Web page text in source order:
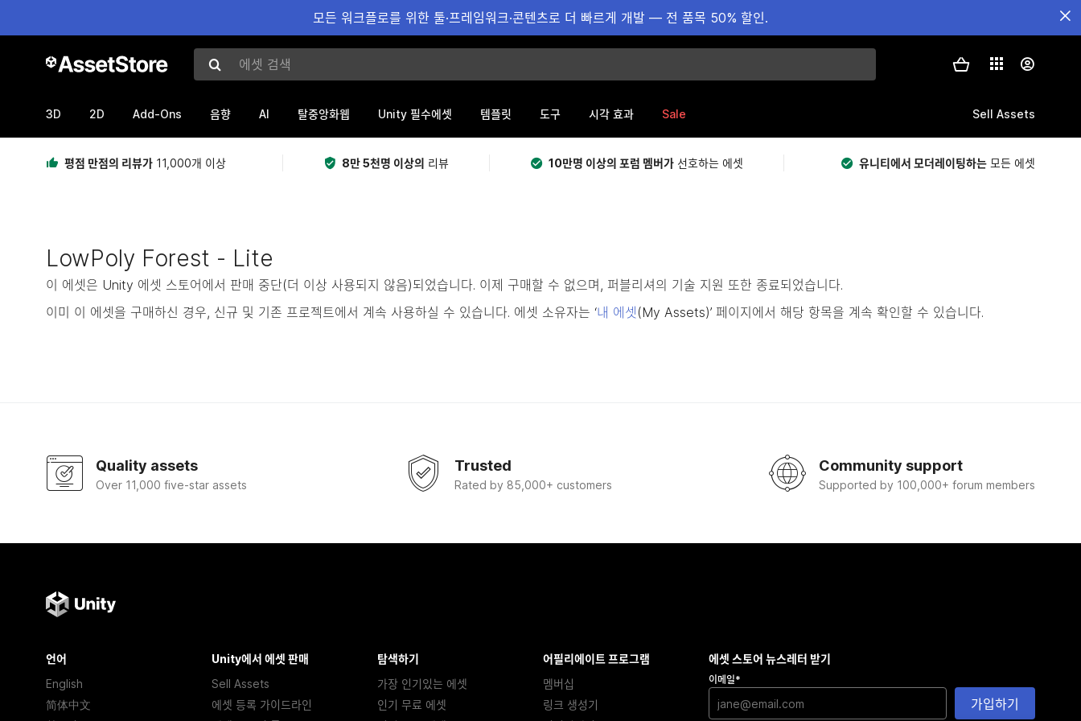
모든 워크플로를 위한 툴·프레임워크·콘텐츠로 더 빠르게 개발 — 전 품목 50% 할인.
에셋 검색
3D 2D Add-Ons 음향 AI 탈중앙화웹 Unity 필수에셋 템플릿 도구 시각 효과 Sale Sell Assets
평점 만점의 리뷰가 11,000개 이상 8만 5천명 이상의 리뷰 10만명 이상의 포럼 멤버가 선호하는 에셋 유니티에서 모더레이팅하는 모든 에셋
LowPoly Forest - Lite
이 에셋은 Unity 에셋 스토어에서 판매 중단(더 이상 사용되지 않음)되었습니다. 이제 구매할 수 없으며, 퍼블리셔의 기술 지원 또한 종료되었습니다.
이미 이 에셋을 구매하신 경우, 신규 및 기존 프로젝트에서 계속 사용하실 수 있습니다. 에셋 소유자는 ‘내 에셋 (My Assets)’ 페이지에서 해당 항목을 계속 확인할 수 있습니다.
Quality assets
Over 11,000 five-star assets
Trusted
Rated by 85,000+ customers
Community support
Supported by 100,000+ forum members
언어
English
简体中文
Unity에서 에셋 판매
Sell Assets
에셋 등록 가이드라인
탐색하기
가장 인기있는 에셋
인기 무료 에셋
어필리에이트 프로그램
멤버십
링크 생성기
에셋 스토어 뉴스레터 받기
이메일*
가입하기